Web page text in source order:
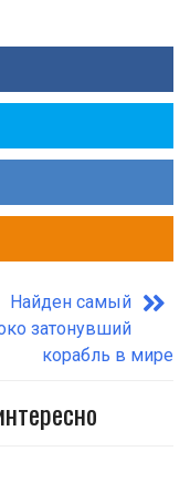
Найден самый
затонувший
корабль в мире